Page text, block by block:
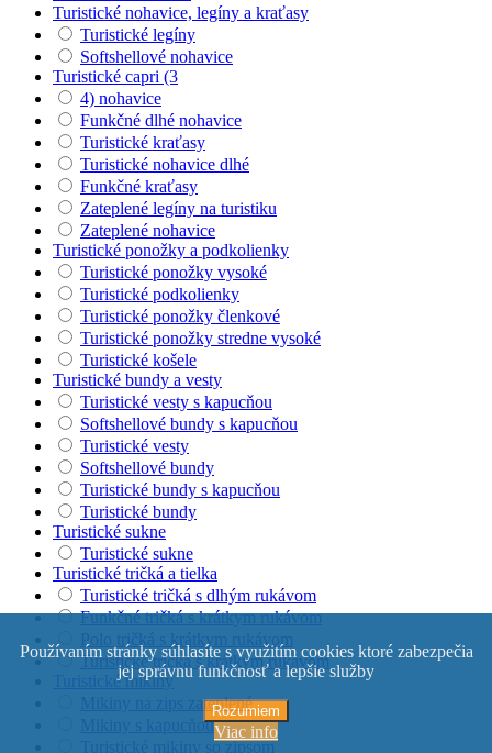
Turistické nohavice, legíny a kraťasy
Turistické legíny
Softshellové nohavice
Turistické capri (3
4) nohavice
Funkčné dlhé nohavice
Turistické kraťasy
Turistické nohavice dlhé
Funkčné kraťasy
Zateplené legíny na turistiku
Zateplené nohavice
Turistické ponožky a podkolienky
Turistické ponožky vysoké
Turistické podkolienky
Turistické ponožky členkové
Turistické ponožky stredne vysoké
Turistické košele
Turistické bundy a vesty
Turistické vesty s kapucňou
Softshellové bundy s kapucňou
Turistické vesty
Softshellové bundy
Turistické bundy s kapucňou
Turistické bundy
Turistické sukne
Turistické sukne
Turistické tričká a tielka
Turistické tričká s dlhým rukávom
Funkčné tričká s krátkym rukávom
Turistické tričká s krátkym rukávom
Turistické mikiny
Mikiny na zips zateplené
Mikiny s kapucňou
Turistické mikiny so zipsom
Používaním stránky súhlasíte s využitím cookies ktoré zabezpečia
jej správnu funkčnosť a lepšie služby
Rozumiem
Viac info